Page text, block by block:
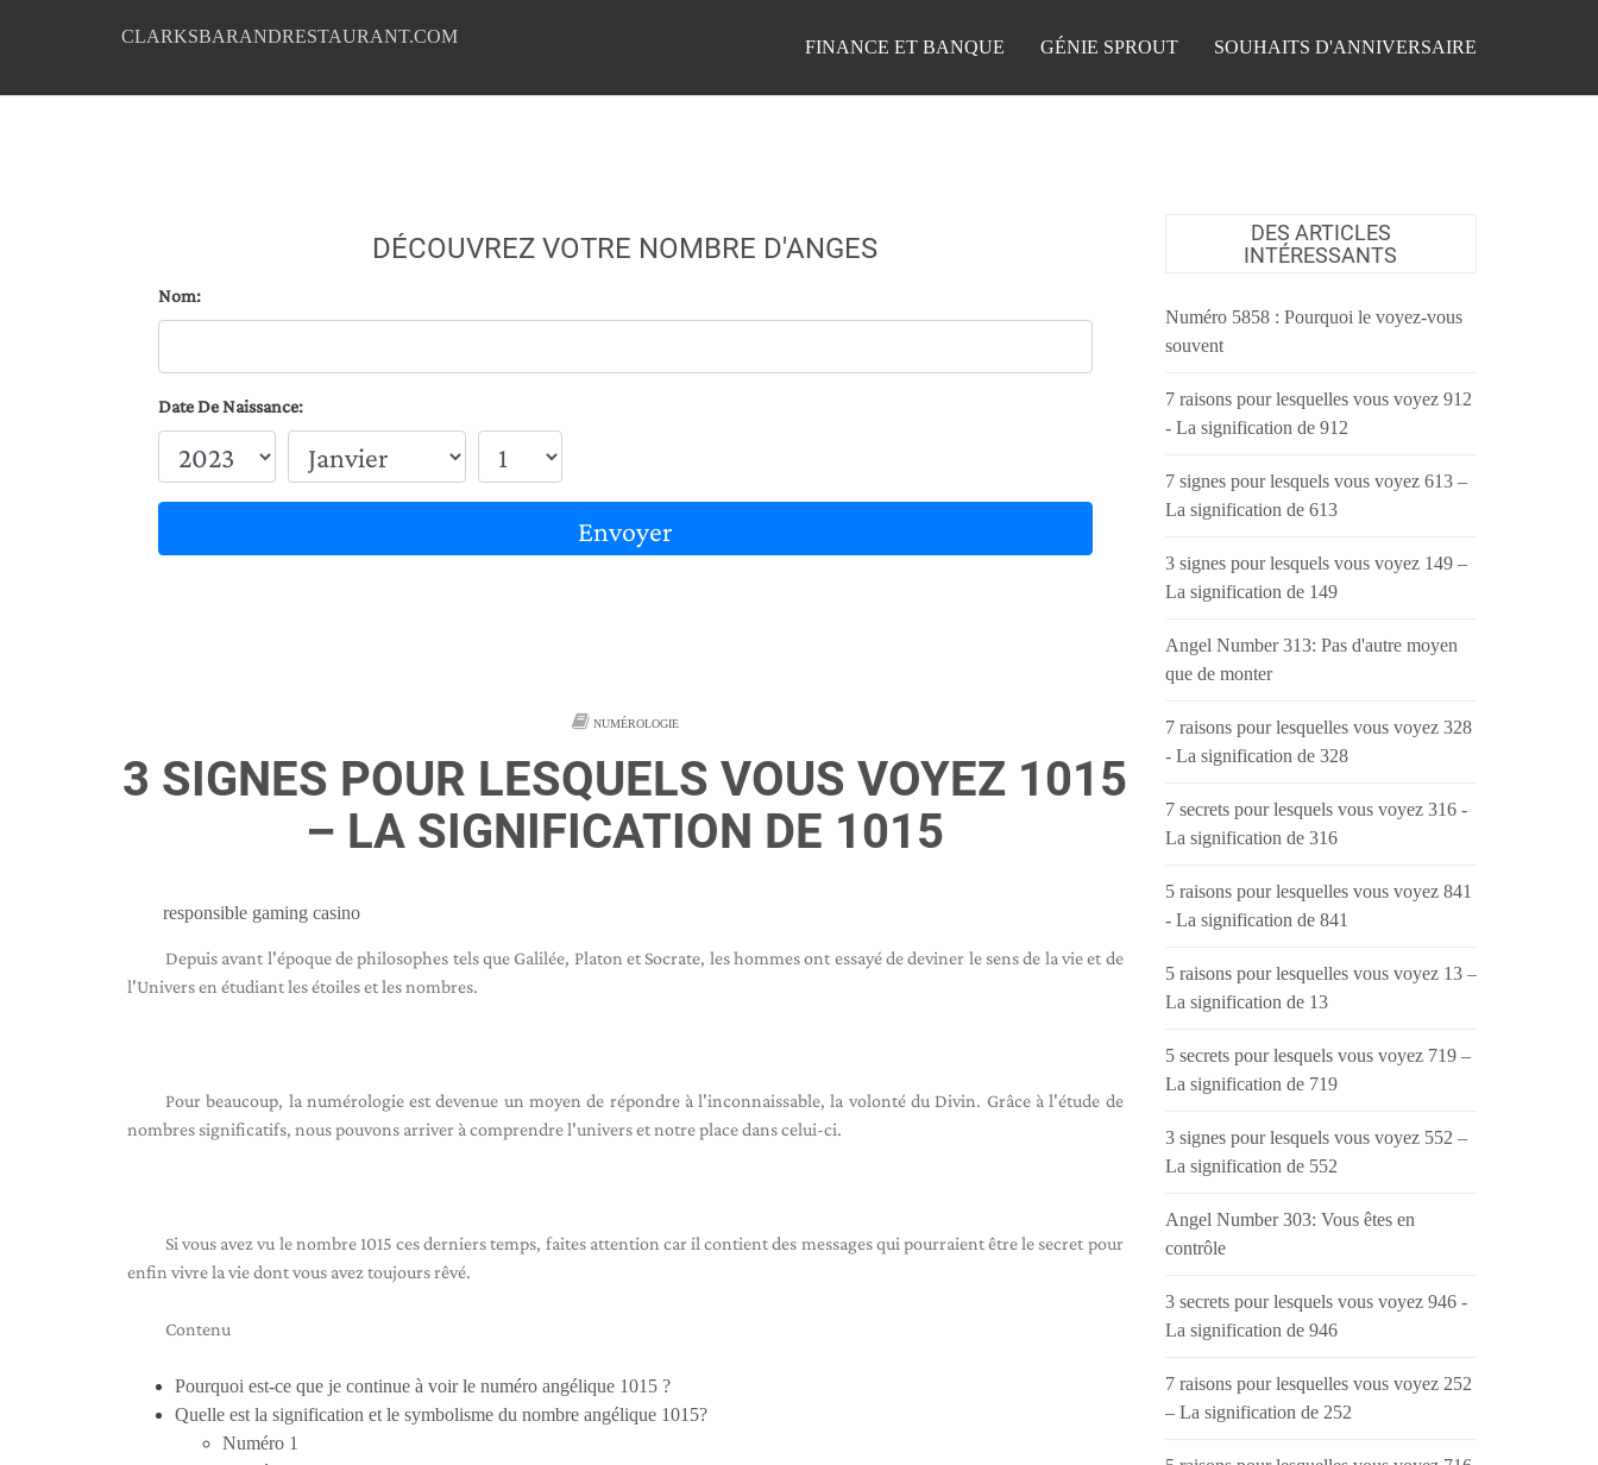
CLARKSBARANDRESTAURANT.COM
FINANCE ET BANQUE GÉNIE SPROUT SOUHAITS D'ANNIVERSAIRE
DÉCOUVREZ VOTRE NOMBRE D'ANGES
Nom:
Date De Naissance:
Envoyer
NUMÉROLOGIE
3 SIGNES POUR LESQUELS VOUS VOYEZ 1015
– LA SIGNIFICATION DE 1015
responsible gaming casino
Depuis avant l'époque de philosophes tels que Galilée, Platon et Socrate, les hommes ont essayé de deviner le sens de la vie et de
l'Univers en étudiant les étoiles et les nombres.
Pour beaucoup, la numérologie est devenue un moyen de répondre à l'inconnaissable, la volonté du Divin. Grâce à l'étude de
nombres significatifs, nous pouvons arriver à comprendre l'univers et notre place dans celui-ci.
Si vous avez vu le nombre 1015 ces derniers temps, faites attention car il contient des messages qui pourraient être le secret pour
enfin vivre la vie dont vous avez toujours rêvé.
Contenu
Pourquoi est-ce que je continue à voir le numéro angélique 1015 ?
Quelle est la signification et le symbolisme du nombre angélique 1015?
Numéro 1
DES ARTICLES
INTÉRESSANTS
Numéro 5858 : Pourquoi le voyez-vous
souvent
7 raisons pour lesquelles vous voyez 912
- La signification de 912
7 signes pour lesquels vous voyez 613 –
La signification de 613
3 signes pour lesquels vous voyez 149 –
La signification de 149
Angel Number 313: Pas d'autre moyen
que de monter
7 raisons pour lesquelles vous voyez 328
- La signification de 328
7 secrets pour lesquels vous voyez 316 -
La signification de 316
5 raisons pour lesquelles vous voyez 841
- La signification de 841
5 raisons pour lesquelles vous voyez 13 –
La signification de 13
5 secrets pour lesquels vous voyez 719 –
La signification de 719
3 signes pour lesquels vous voyez 552 –
La signification de 552
Angel Number 303: Vous êtes en
contrôle
3 secrets pour lesquels vous voyez 946 -
La signification de 946
7 raisons pour lesquelles vous voyez 252
– La signification de 252